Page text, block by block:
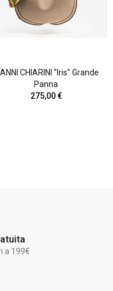
CHIARINI "Iris" Grande
Panna
275,00 €
a 199€